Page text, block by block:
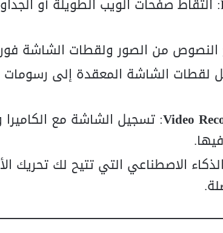
: التقاط صفحات الويب الطويلة أو
النصوص من الصور ولقطات الشاشة
Video: تسجيل الشاشة مع
الاصطناعي التي تتيح لك تحريك